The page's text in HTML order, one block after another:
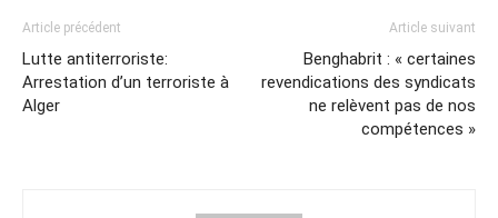
Article précédent
Lutte antiterroriste:
Arrestation d’un terroriste à
Alger
Article suivant
Benghabrit : « certaines
revendications des syndicats
ne relèvent pas de nos
compétences »